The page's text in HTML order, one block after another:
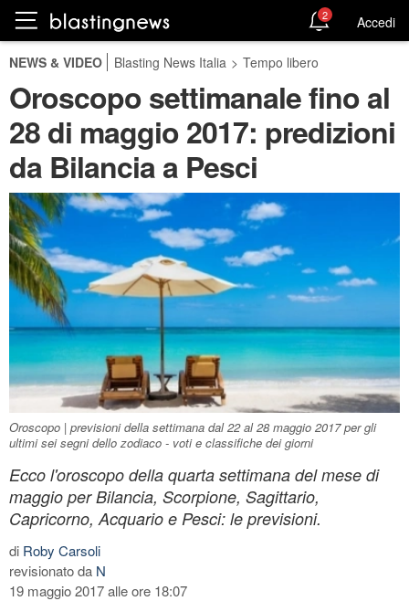
2 Accedi
NEWS & VIDEO Blasting News Italia > Tempo libero
Oroscopo settimanale fino al
28 di maggio 2017: predizioni
da Bilancia a Pesci
Oroscopo | previsioni della settimana dal 22 al 28 maggio 2017 per gli
ultimi sei segni dello zodiaco - voti e classifiche dei giorni
Ecco l'oroscopo della quarta settimana del mese di
maggio per Bilancia, Scorpione, Sagittario,
Capricorno, Acquario e Pesci: le previsioni.
di Roby Carsoli
revisionato da N
19 maggio 2017 alle ore 18:07